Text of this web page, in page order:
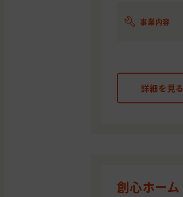
事業内容
詳細を見る
創心ホーム